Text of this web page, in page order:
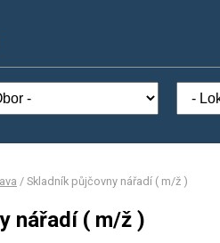
/ Skladník půjčovny nářadí ( m/ž )
nářadí ( m/ž )